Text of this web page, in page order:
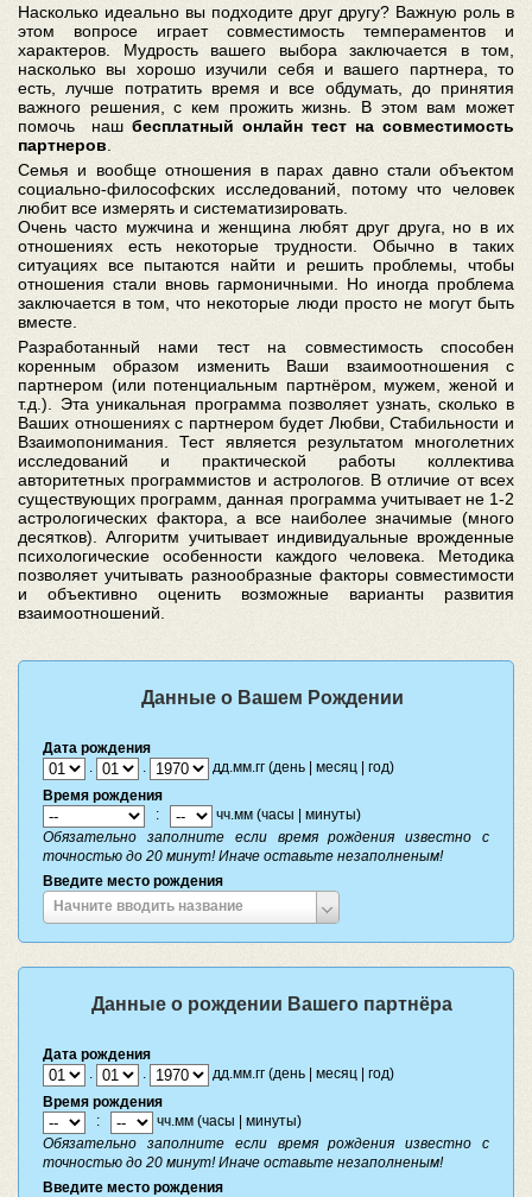
Насколько идеально вы подходите друг другу? Важную роль в
этом вопросе играет совместимость темпераментов и
характеров. Мудрость вашего выбора заключается в том,
насколько вы хорошо изучили себя и вашего партнера, то
есть, лучше потратить время и все обдумать, до принятия
важного решения, с кем прожить жизнь. В этом вам может
помочь наш бесплатный онлайн тест на совместимость
партнеров
Семья и вообще отношения в парах давно стали объектом
социально-философских исследований, потому что человек
любит все измерять и систематизировать.
Очень часто мужчина и женщина любят друг друга, но в их
отношениях есть некоторые трудности. Обычно в таких
ситуациях все пытаются найти и решить проблемы, чтобы
отношения стали вновь гармоничными. Но иногда проблема
заключается в том, что некоторые люди просто не могут быть
вместе.
Разработанный нами тест на совместимость способен
коренным образом изменить Ваши взаимоотношения с
партнером (или потенциальным партнёром, мужем, женой и
т.д.). Эта уникальная программа позволяет узнать, сколько в
Ваших отношениях с партнером будет Любви, Стабильности и
Взаимопонимания. Тест является результатом многолетних
исследований и практической работы коллектива
авторитетных программистов и астрологов. В отличие от всех
существующих программ, данная программа учитывает не 1-2
астрологических фактора, а все наиболее значимые (много
десятков). Алгоритм учитывает индивидуальные врожденные
психологические особенности каждого человека. Методика
позволяет учитывать разнообразные факторы совместимости
и объективно оценить возможные варианты развития
взаимоотношений.
Данные о Вашем Рождении
Дата рождения
.
.
дд.мм.гг (день | месяц | год)
Время рождения
:
чч.мм (часы | минуты)
Обязательно заполните если время рождения известно с
точностью до 20 минут! Иначе оставьте незаполненым!
Введите место рождения
Начните вводить название
Введите
Данные о рождении Вашего партнёра
Дата рождения
.
.
дд.мм.гг (день | месяц | год)
Время рождения
:
чч.мм (часы | минуты)
Обязательно заполните если время рождения известно с
точностью до 20 минут! Иначе оставьте незаполненым!
Введите место рождения